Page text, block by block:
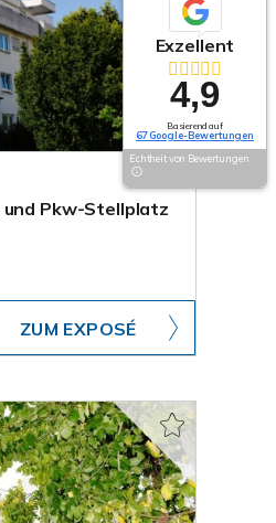
und Pkw-Stellplatz
ZUM EXPOSÉ
Exzellent
4,9
Basierend auf
67 Google-Bewertungen
Echtheit von Bewertungen